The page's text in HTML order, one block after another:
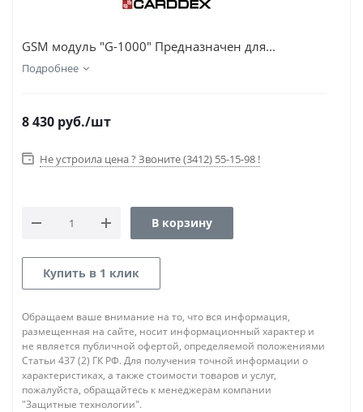
GSM модуль "G-1000" Предназначен для...
Подробнее
8 430 руб./шт
Не устроила цена ? Звоните (3412) 55-15-98 !
В корзину
Купить в 1 клик
Обращаем ваше внимание на то, что вся информация,
размещенная на сайте, носит информационный характер и
не является публичной офертой, определяемой положениями
Статьи 437 (2) ГК РФ. Для получения точной информации о
характеристиках, а также стоимости товаров и услуг,
пожалуйста, обращайтесь к менеджерам компании
"Защитные технологии".